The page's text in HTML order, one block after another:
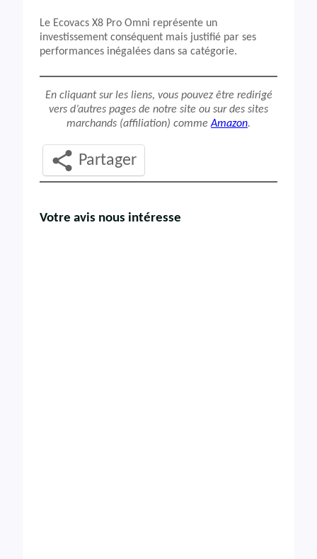
Le Ecovacs X8 Pro Omni représente un
investissement conséquent mais justifié par ses
performances inégalées dans sa catégorie.
En cliquant sur les liens, vous pouvez être redirigé
vers d’autres pages de notre site ou sur des sites
marchands (affiliation) commeAmazon.
Partager
Votre avis nous intéresse